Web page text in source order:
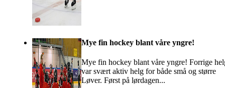
Mye fin hockey blant våre yngre!
Mye fin hockey blant våre yngre! Forrige
var svært aktiv helg for både små og større
Løver. Først på lørdagen...